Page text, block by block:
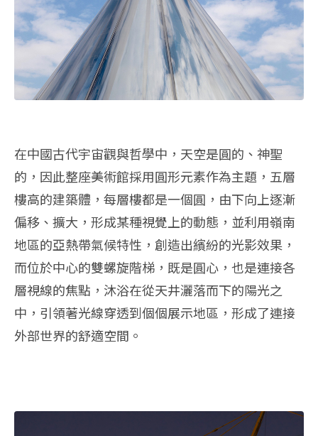
在中國古代宇宙觀與哲學中，天空是圓的、神聖
的，因此整座美術館採用圓形元素作為主題，五層
樓高的建築體，每層樓都是一個圓，由下向上逐漸
偏移、擴大，形成某種視覺上的動態，並利用嶺南
地區的亞熱帶氣候特性，創造出繽紛的光影效果，
而位於中心的雙螺旋階梯，既是圓心，也是連接各
層視線的焦點，沐浴在從天井灑落而下的陽光之
中，引領著光線穿透到個個展示地區，形成了連接
外部世界的舒適空間。